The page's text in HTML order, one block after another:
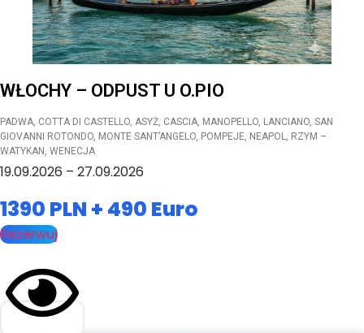
WŁOCHY – ODPUST U O.PIO
PADWA, COTTA DI CASTELLO, ASYŻ, CASCIA, MANOPELLO, LANCIANO, SAN
GIOVANNI ROTONDO, MONTE SANT’ANGELO, POMPEJE, NEAPOL, RZYM –
WATYKAN, WENECJA
19.09.2026 – 27.09.2026
1390 PLN + 490 Euro
Rezerwuj